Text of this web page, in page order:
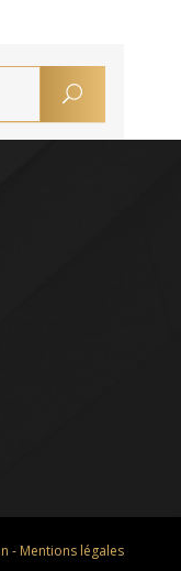
- Mentions légales